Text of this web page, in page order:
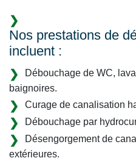
Nos prestations de
incluent :
Débouchage de WC,
baignoires.
Curage de canalisation
Débouchage par
Désengorgement de
extérieures.